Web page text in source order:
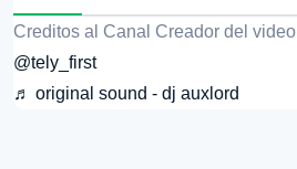
Creditos al Canal Creador del video
@tely_first
♬ original sound - dj auxlord